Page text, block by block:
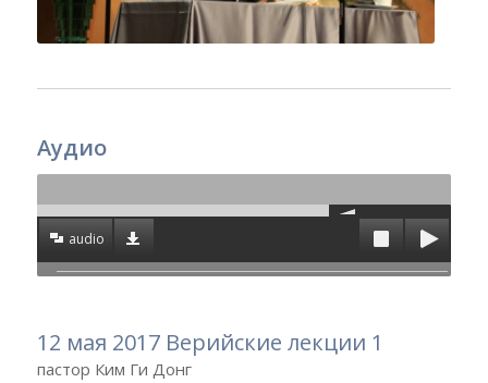
Аудио
audio
12 мая 2017 Верийские лекции 1
пастор Ким Ги Донг